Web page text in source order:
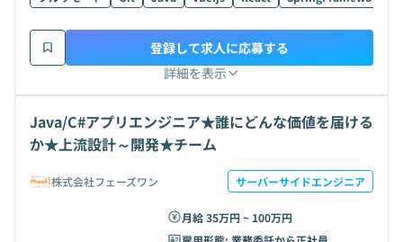
詳細を表示
登録して求人に応募する
Java/C#アプリエンジニア★誰にどんな価値を届ける
か★上流設計～開発★チーム
株式会社フェーズワン サーバーサイドエンジニア
月給 35万円 ~ 100万円